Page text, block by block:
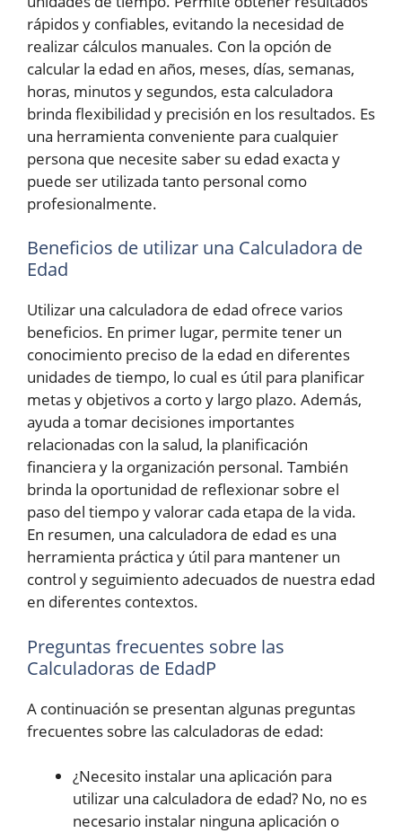
rápidos y confiables, evitando la necesidad de
realizar cálculos manuales. Con la opción de
calcular la edad en años, meses, días, semanas,
horas, minutos y segundos, esta calculadora
brinda flexibilidad y precisión en los resultados. Es
una herramienta conveniente para cualquier
persona que necesite saber su edad exacta y
puede ser utilizada tanto personal como
profesionalmente.
Beneficios de utilizar una Calculadora de
Edad
Utilizar una calculadora de edad ofrece varios
beneficios. En primer lugar, permite tener un
conocimiento preciso de la edad en diferentes
unidades de tiempo, lo cual es útil para planificar
metas y objetivos a corto y largo plazo. Además,
ayuda a tomar decisiones importantes
relacionadas con la salud, la planificación
financiera y la organización personal. También
brinda la oportunidad de reflexionar sobre el
paso del tiempo y valorar cada etapa de la vida.
En resumen, una calculadora de edad es una
herramienta práctica y útil para mantener un
control y seguimiento adecuados de nuestra edad
en diferentes contextos.
Preguntas frecuentes sobre las
Calculadoras de EdadP
A continuación se presentan algunas preguntas
frecuentes sobre las calculadoras de edad:
¿Necesito instalar una aplicación para
utilizar una calculadora de edad? No, no es
necesario instalar ninguna aplicación o